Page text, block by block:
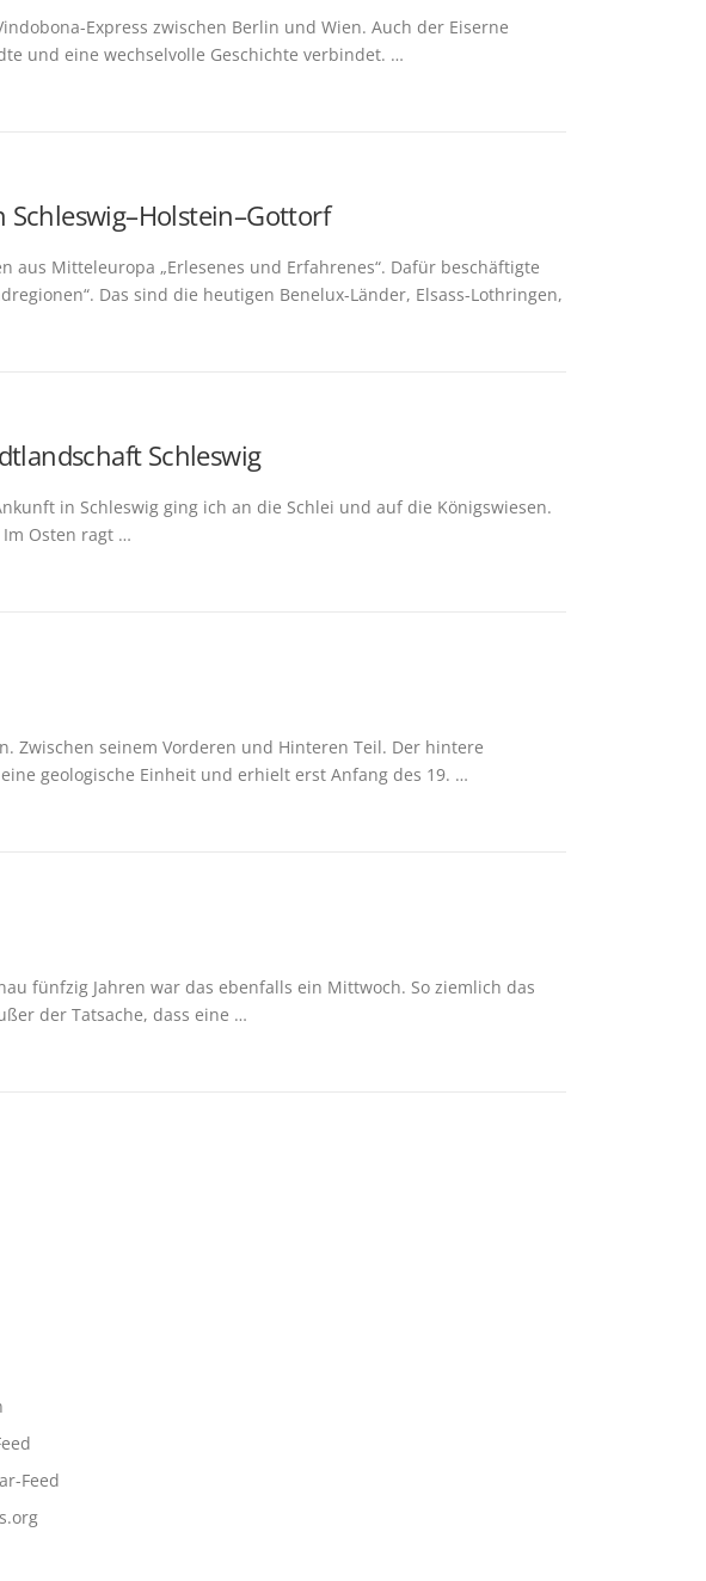
Express zwischen Berlin und Wien. Auch der Eiserne
und eine wechselvolle Geschichte verbindet. …
aus Mitteleuropa „Erlesenes und Erfahrenes“. Dafür beschäftigte
Das sind die heutigen Benelux-Länder, Elsass-Lothringen,
Schleswig
in Schleswig ging ich an die Schlei und auf die Königswiesen.
Osten ragt …
Zwischen seinem Vorderen und Hinteren Teil. Der hintere
geologische Einheit und erhielt erst Anfang des 19. …
fünfzig Jahren war das ebenfalls ein Mittwoch. So ziemlich das
der Tatsache, dass eine …
Feed